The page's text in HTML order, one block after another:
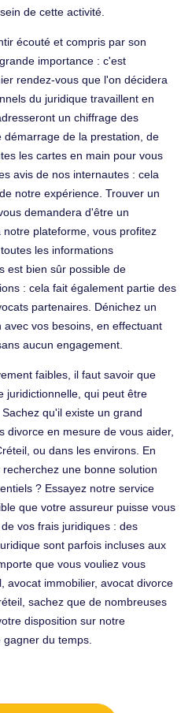
de cette activité.
écouté et compris par son
importance : c'est
rendez-vous que l'on décidera
du juridique travaillent en
un chiffrage des
démarrage de la prestation, de
les cartes en main pour vous
avis de nos internautes : cela
notre expérience. Trouver un
demandera d'être un
plateforme, vous profitez
les informations
est bien sûr possible de
: cela fait également partie des
partenaires. Dénichez un
vos besoins, en effectuant
aucun engagement.
faibles, il faut savoir que
juridictionnelle, qui peut être
qu'il existe un grand
divorce en mesure de vous aider,
ou dans les environs. En
une bonne solution
? Essayez notre service
que votre assureur puisse vous
vos frais juridiques : des
sont parfois incluses aux
que vous vouliez vous
avocat immobilier, avocat divorce
sachez que de nombreuses
disposition sur notre
du temps.